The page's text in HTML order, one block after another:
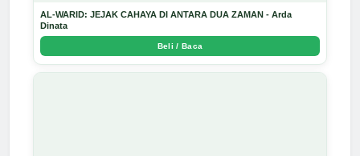
AL-WARID: JEJAK CAHAYA DI ANTARA DUA ZAMAN - Arda
Dinata
Beli / Baca